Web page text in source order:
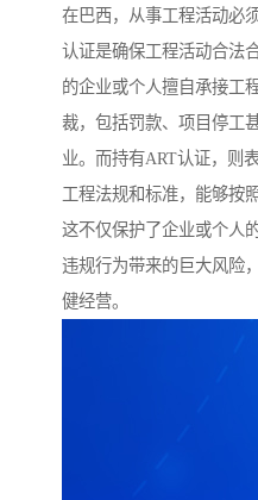
在巴西，从事工程活动必
认证是确保工程活动合法
的企业或个人擅自承接工
裁，包括罚款、项目停工
业。而持有ART认证，则
工程法规和标准，能够按
这不仅保护了企业或个人
违规行为带来的巨大风险
健经营。